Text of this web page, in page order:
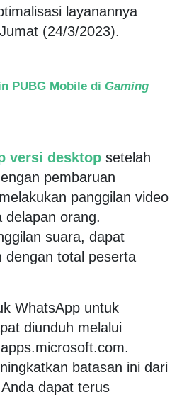
layanannya
(24/3/2023).
PUBG Mobile di Gaming
versi desktop setelah
pembaruan
panggilan video
delapan orang.
suara, dapat
dengan total peserta
WhatsApp untuk
diunduh melalui
batasan ini dari
dapat terus